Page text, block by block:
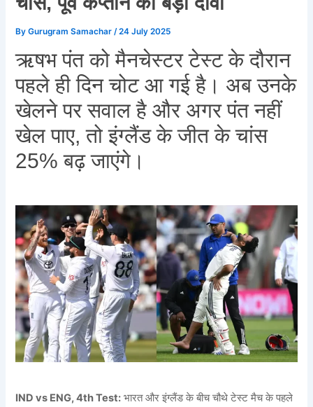
ByGurugram Samachar /24 July 2025
ऋषभ पंत को मैनचेस्टर टेस्ट के दौरान
पहले ही दिन चोट आ गई है। अब उनके
खेलने पर सवाल है और अगर पंत नहीं
खेल पाए, तो इंग्लैंड के जीत के चांस
25% बढ़ जाएंगे।
IND vs ENG, 4th Test: भारत और इंग्लैंड के बीच चौथे टेस्ट मैच के पहले